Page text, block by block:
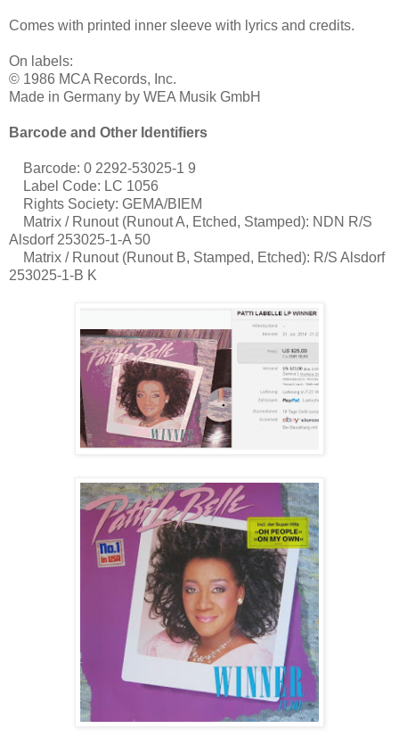
Comes with printed inner sleeve with lyrics and credits.
On labels:
© 1986 MCA Records, Inc.
Made in Germany by WEA Musik GmbH
Barcode and Other Identifiers
Barcode: 0 2292-53025-1 9
Label Code: LC 1056
Rights Society: GEMA/BIEM
Matrix / Runout (Runout A, Etched, Stamped): NDN R/S
Alsdorf 253025-1-A 50
Matrix / Runout (Runout B, Stamped, Etched): R/S Alsdorf
253025-1-B K